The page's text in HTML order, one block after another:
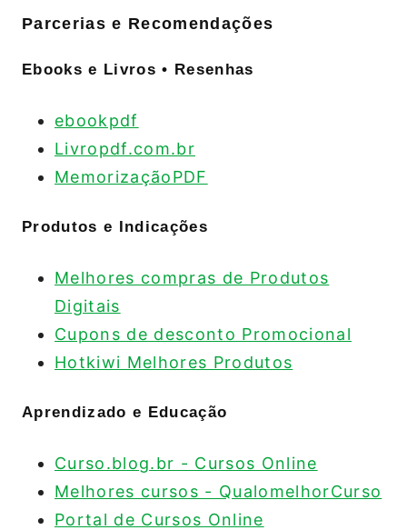
Parcerias e Recomendações
Ebooks e Livros • Resenhas
ebookpdf
Livropdf.com.br
MemorizaçãoPDF
Produtos e Indicações
Melhores compras de Produtos
Digitais
Cupons de desconto Promocional
Hotkiwi Melhores Produtos
Aprendizado e Educação
Curso.blog.br - Cursos Online
Melhores cursos - QualomelhorCurso
Portal de Cursos Online